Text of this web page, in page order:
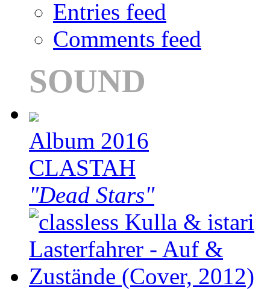
Entries feed
Comments feed
SOUND
Album 2016
CLASTAH
"Dead Stars"